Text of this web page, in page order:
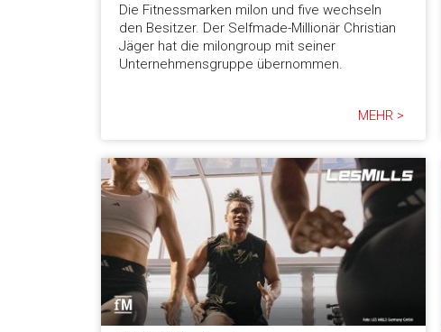
Die Fitnessmarken milon und five wechseln
den Besitzer. Der Selfmade-Millionär Christian
Jäger hat die milongroup mit seiner
Unternehmensgruppe übernommen.
MEHR >